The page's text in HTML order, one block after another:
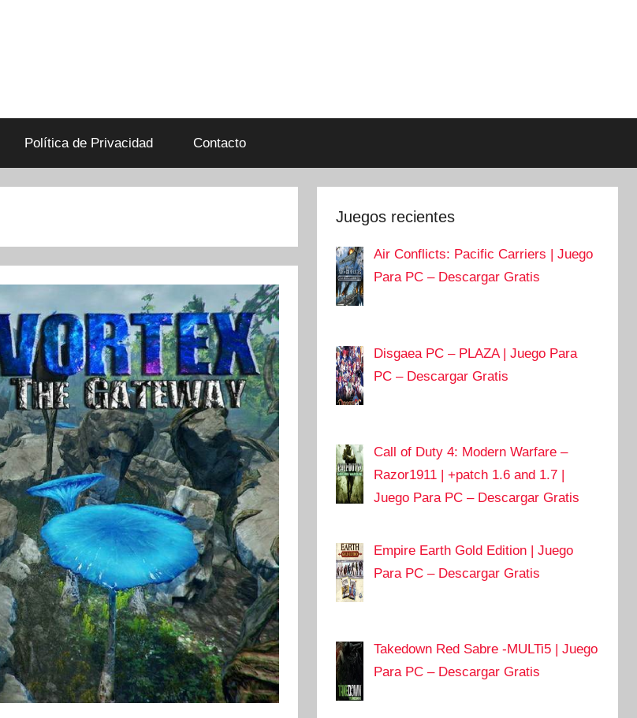
Política de Privacidad Contacto
Juegos recientes
Air Conflicts: Pacific Carriers | Juego
Para PC – Descargar Gratis
Disgaea PC – PLAZA | Juego Para
PC – Descargar Gratis
Call of Duty 4: Modern Warfare –
Razor1911 | +patch 1.6 and 1.7 |
Juego Para PC – Descargar Gratis
Empire Earth Gold Edition | Juego
Para PC – Descargar Gratis
Takedown Red Sabre -MULTi5 | Juego
Para PC – Descargar Gratis